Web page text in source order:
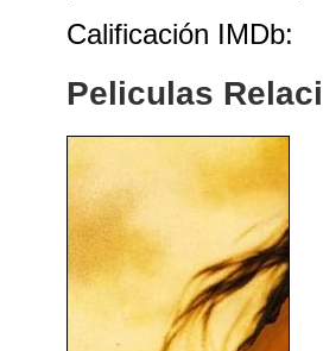
Calificación IMDb:
Peliculas